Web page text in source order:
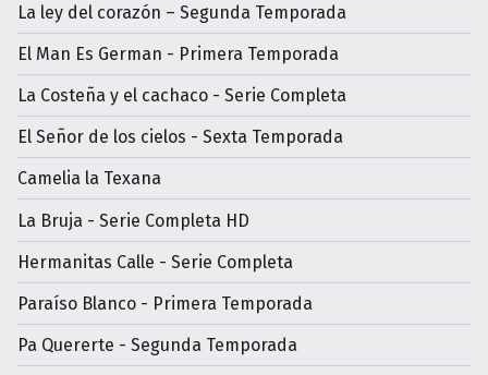
La ley del corazón – Segunda Temporada
El Man Es German - Primera Temporada
La Costeña y el cachaco - Serie Completa
El Señor de los cielos - Sexta Temporada
Camelia la Texana
La Bruja - Serie Completa HD
Hermanitas Calle - Serie Completa
Paraíso Blanco - Primera Temporada
Pa Quererte - Segunda Temporada